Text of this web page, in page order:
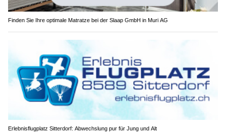
Finden Sie Ihre optimale Matratze bei der Slaap GmbH in Muri AG
Erlebnisflugplatz Sitterdorf: Abwechslung pur für Jung und Alt